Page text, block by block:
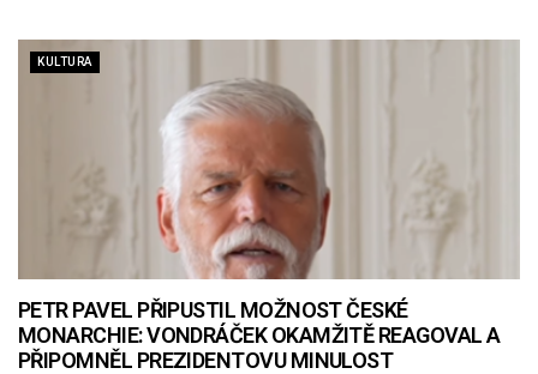
KULTURA
PETR PAVEL PŘIPUSTIL MOŽNOST ČESKÉ
MONARCHIE: VONDRÁČEK OKAMŽITĚ REAGOVAL A
PŘIPOMNĚL PREZIDENTOVU MINULOST